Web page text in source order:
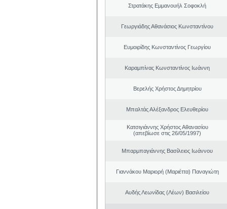
Στρατάκης Εμμανουήλ Σοφοκλή
Γεωργιάδης Αθανάσιος Κωνσταντίνου
Ευμοιρίδης Κωνσταντίνος Γεωργίου
Καραμπίνας Κωνσταντίνος Ιωάννη
Βερελής Χρήστος Δημητρίου
Μπαλτάς Αλέξανδρος Ελευθερίου
Κατσιγιάννης Χρήστος Αθανασίου
(απεβίωσε στις 26/05/1997)
Μπαρμπαγιάννης Βασίλειος Ιωάννου
Γιαννάκου Μαριορή (Μαριέττα) Παναγιώτη
Αυδής Λεωνίδας (Λέων) Βασιλείου